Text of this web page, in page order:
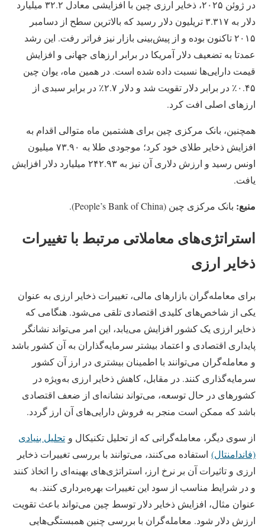
در ژوئن ۲۰۲۵، ذخایر ارزی چین با افزایشی معادل ۳۲.۲ میلیارد
دلار به ۳.۳۱۷ تریلیون دلار رسید که بالاترین سطح از دسامبر
۲۰۱۵ تاکنون بوده و از پیش‌بینی بازار نیز فراتر رفت. این رشد
عمدتا به تضعیف دلار آمریکا در برابر ارزهای جهانی و افزایش
قیمت دارایی‌ها نسبت داده شده است. در همین ماه، یوان چین
۰.۴۵٪ در برابر دلار تقویت شد و دلار ۲.۷٪ در برابر سبدی از
ارزهای اصلی افت کرد.
همچنین، بانک مرکزی چین برای هشتمین ماه متوالی اقدام به
افزایش ذخایر طلای خود کرد؛ موجودی طلا به ۷۳.۹۰ میلیون
اونس رسید و ارزش دلاری آن نیز به ۲۴۲.۹۳ میلیارد دلار افزایش
یافت.
منبع: بانک مرکزی چین (People’s Bank of China).
استراتژی‌های معاملاتی مرتبط با تغییرات
ذخایر ارزی
برای معامله‌گران بازارهای مالی، تغییرات ذخایر ارزی به عنوان
یکی از شاخص‌های کلیدی اقتصادی تلقی می‌شود. هنگامی که
ذخایر ارزی یک کشور افزایش می‌یابد، این امر می‌تواند نشانگر
پایداری اقتصادی و اعتماد بیشتر سرمایه‌گذاران به آن کشور باشد
و معامله‌گران می‌توانند با اطمینان بیشتری در ارز آن کشور
سرمایه‌گذاری کنند. در مقابل، کاهش ذخایر ارزی به‌ویژه در
کشورهای در حال توسعه، می‌تواند نشانه‌ای از ضعف اقتصادی
باشد که ممکن است منجر به فروش دارایی‌های آن ارز گردد.
از سوی دیگر، معامله‌گرانی که از تحلیل‌ تکنیکال و تحلیل بنیادی
(فاندامنتال) استفاده می‌کنند، می‌توانند با بررسی تغییرات ذخایر
ارزی و تاثیرات آن بر نرخ ارز، استراتژی‌های بهینه‌ای را اتخاذ کنند
و در شرایط مناسب از سود این تغییرات بهره‌برداری کنند. به
عنوان مثال، افزایش ذخایر دلار توسط چین می‌تواند باعث تقویت
ارزش دلار شود. معامله‌گران با بررسی چنین همبستگی‌هایی